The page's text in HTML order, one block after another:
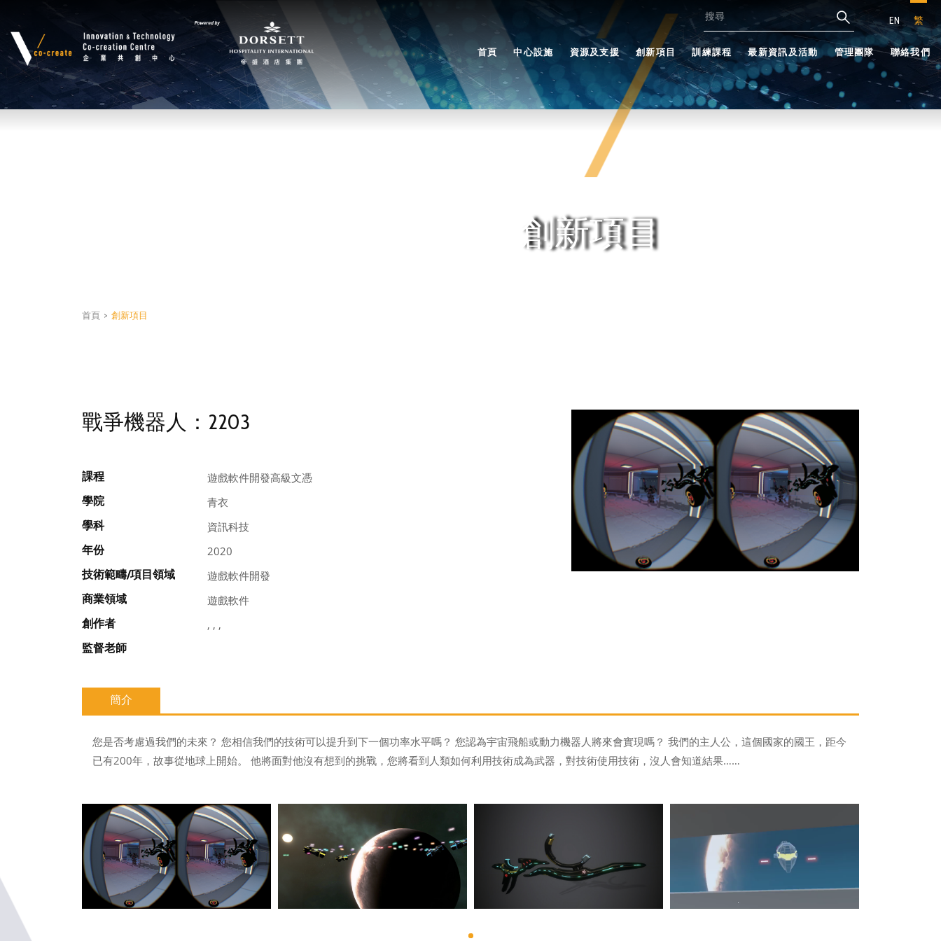
EN 繁
首頁 中心設施 資源及支援 創新項目 訓練課程 最新資訊及活動 管理團隊 聯絡我們
創新項目
首頁 > 創新項目
戰爭機器人：2203
課程 遊戲軟件開發高級文憑
學院 青衣
學科 資訊科技
年份 2020
技術範疇/項目領域 遊戲軟件開發
商業領域 遊戲軟件
創作者 , , ,
監督老師
簡介
您是否考慮過我們的未來？ 您相信我們的技術可以提升到下一個功率水平嗎？ 您認為宇宙飛船或動力機器人將來會實現嗎？ 我們的主人公，這個國家的國王，距今
已有200年，故事從地球上開始。 他將面對他沒有想到的挑戰，您將看到人類如何利用技術成為武器，對技術使用技術，沒人會知道結果……